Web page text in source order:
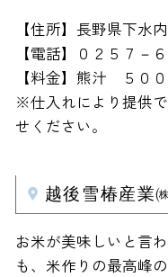
【住所】長野県下水
【電話】０２５７－
【料金】熊汁 ５０
※仕入れにより提供
せください。
越後雪椿産業
お米が美味しいと言
も、米作りの最高峰